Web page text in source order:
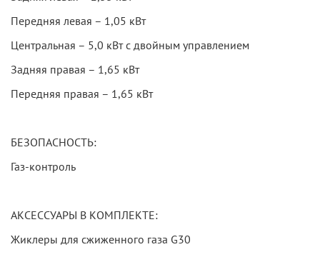
Передняя левая – 1,05 кВт
Центральная – 5,0 кВт с двойным управлением
Задняя правая – 1,65 кВт
Передняя правая – 1,65 кВт
БЕЗОПАСНОСТЬ:
Газ-контроль
АКСЕССУАРЫ В КОМПЛЕКТЕ:
Жиклеры для сжиженного газа G30